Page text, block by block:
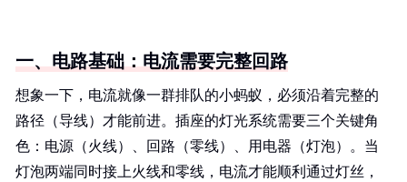
一、电路基础：电流需要完整回路
想象一下，电流就像一群排队的小蚂蚁，必须沿着完整的
路径（导线）才能前进。插座的灯光系统需要三个关键角
色：电源（火线）、回路（零线）、用电器（灯泡）。当
灯泡两端同时接上火线和零线，电流才能顺利通过灯丝，